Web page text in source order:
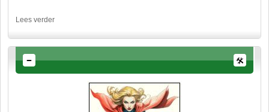
Lees verder